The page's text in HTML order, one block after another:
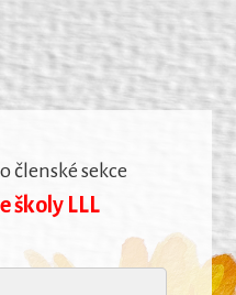
členské sekce
školy LLL